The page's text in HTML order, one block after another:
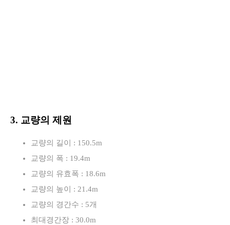
3. 교량의 제원
교량의 길이 : 150.5m
교량의 폭 : 19.4m
교량의 유효폭 : 18.6m
교량의 높이 : 21.4m
교량의 경간수 : 5개
최대경간장 : 30.0m